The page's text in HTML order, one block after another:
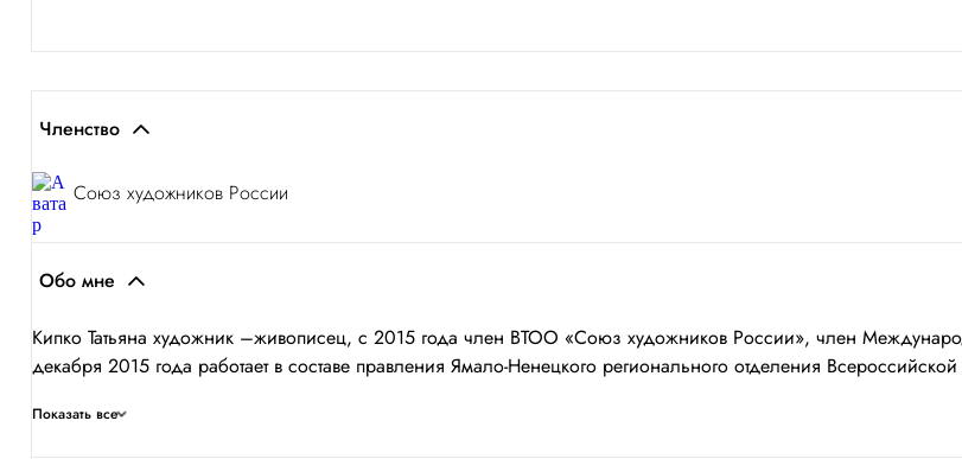
Членство
Союз художников России
Обо мне
Кипко Татьяна художник –живописец, с 2015 года член ВТОО «Союз художников России», член
декабря 2015 года работает в составе правления Ямало-Ненецкого регионального отделения
Показать все